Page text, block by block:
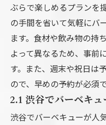
ぶらで楽しめるプランを
の手間を省いて気軽にバ
ます。食材や飲み物の持
よって異なるため、事前
す。また、週末や祝日は
ので、早めの予約が必須で
2.1 渋谷でバーベキ
渋谷でバーベキューが人